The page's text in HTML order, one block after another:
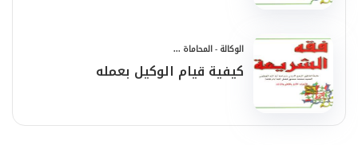
الوكالة - المحاماة ...
كيفية قيام الوكيل بعمله